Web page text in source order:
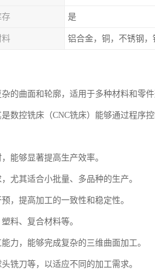
存 是
料 铝合金，铜，不锈钢，
的曲面和轮廓，适用于多种材料和零件
数控铣床（CNC铣床）能够通过程序
能够显著提高生产效率。
尤其适合小批量、多品种的生产。
，提高加工的一致性和稳定性。
料、复合材料等。
力，能够完成复杂的三维曲面加工。
铣刀等，以适应不同的加工需求。